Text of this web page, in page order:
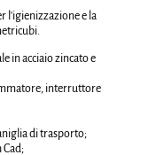
l'igienizzazione e la
in acciaio zincato e
interruttore
di trasporto;